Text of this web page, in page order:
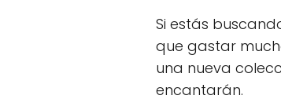
Si estás
que gastar
una nueva
encantarán.